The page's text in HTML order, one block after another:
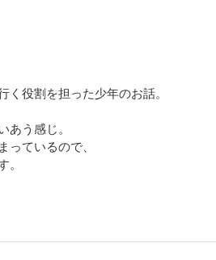
役割を担った少年のお話。
う感じ。
ているので、